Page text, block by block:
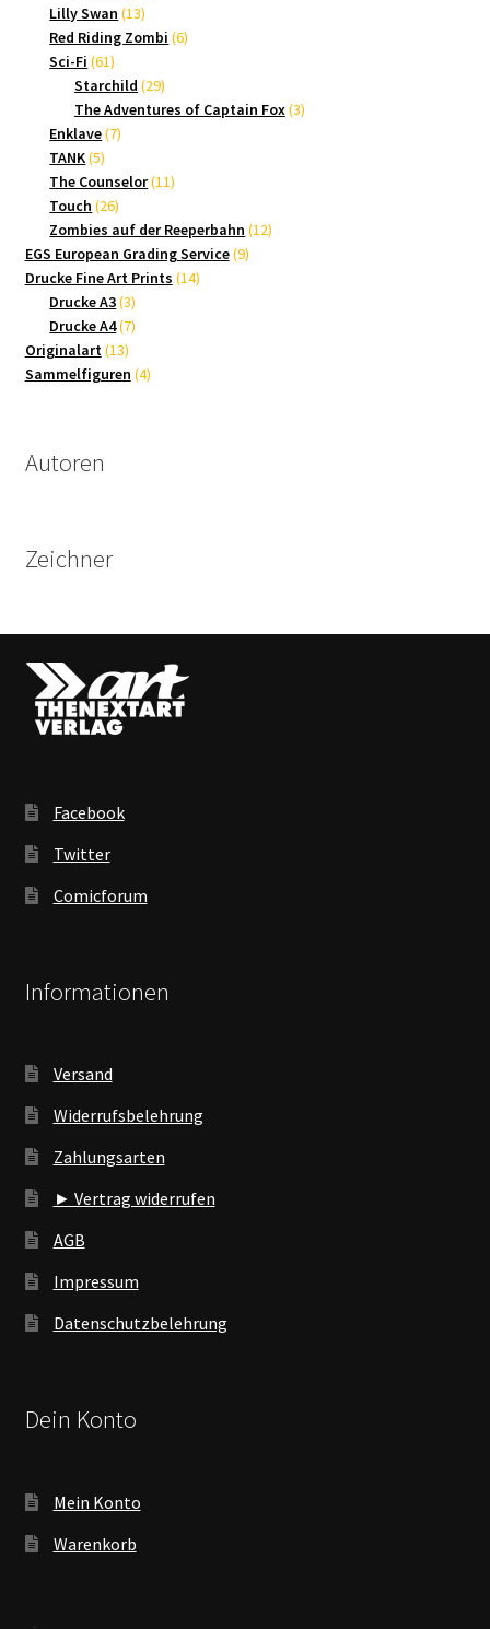
Lilly Swan 1313
Produkte
Red Riding Zombi 66
Sci-Fi 6161
Produkte
Starchild 2929
Produkte
The Adventures of Captain Fox 33
Enklave 77
TANK 55
Produkte
The Counselor 1111
Touch 2626
Produkte
Zombies auf der Reeperbahn 1212
EGS European Grading Service 99
Drucke Fine Art Prints 1414
Drucke A3 33
Produkte
Drucke A4 77
Originalart 1313
Produkte
Sammelfiguren 44
Autoren
Zeichner
Facebook
Twitter
Comicforum
Informationen
Versand
Widerrufsbelehrung
Zahlungsarten
► Vertrag widerrufen
AGB
Impressum
Datenschutzbelehrung
Dein Konto
Mein Konto
Warenkorb